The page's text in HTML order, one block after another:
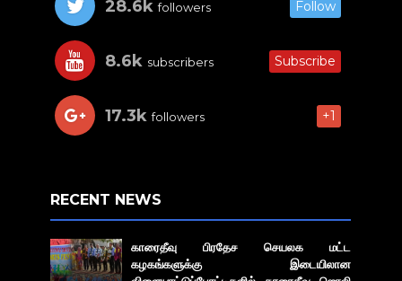
28.6k followers Follow
8.6k subscribers Subscribe
17.3k followers +1
RECENT NEWS
காரைதீவு பிரதேச செயலக மட்ட
கழகங்களுக்கு இடையிலான